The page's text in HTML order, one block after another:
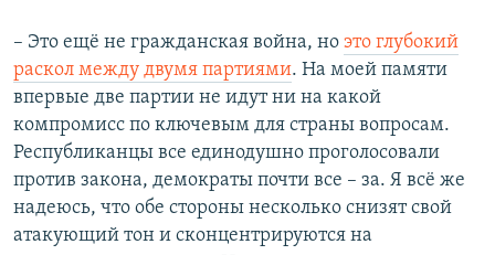
– Это ещё не гражданская война, но это глубокий
раскол между двумя партиями. На моей памяти
впервые две партии не идут ни на какой
компромисс по ключевым для страны вопросам.
Республиканцы все единодушно проголосовали
против закона, демократы почти все – за. Я всё же
надеюсь, что обе стороны несколько снизят свой
атакующий тон и сконцентрируются на